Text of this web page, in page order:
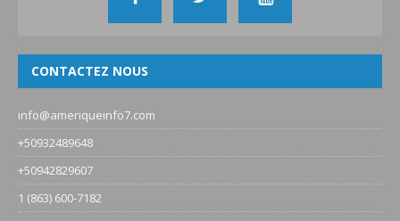
CONTACTEZ NOUS
info@ameriqueinfo7.com
+50932489648
+50942829607
1 (863) 600-7182